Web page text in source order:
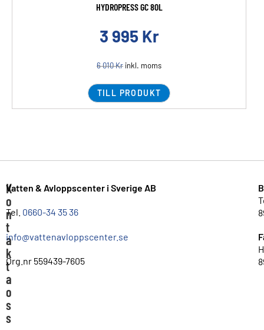
HYDROPRESS GC 80L
3 995 Kr
6 010Kr inkl. moms
TILL PRODUKT
K
o
n
t
a
k
t
a
o
s
s
Vatten & Avloppscenter i Sverige AB
Tel. 0660-34 35 36
info@vattenavloppscenter.se
Org.nr 559439-7605